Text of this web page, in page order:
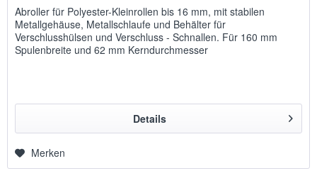
Abroller für Polyester-Kleinrollen bis 16 mm, mit stabilen
Metallgehäuse, Metallschlaufe und Behälter für
Verschlusshülsen und Verschluss - Schnallen. Für 160 mm
Spulenbreite und 62 mm Kerndurchmesser
Details
Merken